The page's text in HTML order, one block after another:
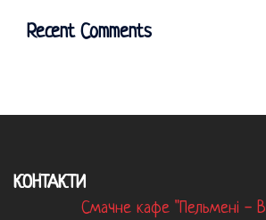
Recent Comments
КОНТАКТИ
Смачне кафе "Пельмені -